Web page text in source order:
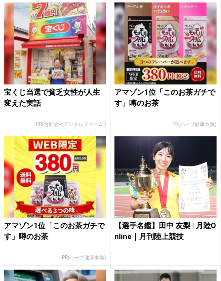
宝くじ当選で貧乏女性が人生
変えた実話
PR(合同会社デジタルファーム )
アマゾン1位「このお茶ガチで
す」噂のお茶
PR(ハーブ健康本舗)
アマゾン1位「このお茶ガチで
す」噂のお茶
PR(ハーブ健康本舗)
【選手名鑑】田中 友梨 | 月陸O
nline｜月刊陸上競技